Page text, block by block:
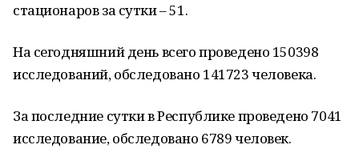
стационаров за сутки – 51.
На сегодняшний день всего проведено 150398
исследований, обследовано 141723 человека.
За последние сутки в Республике проведено 7041
исследование, обследовано 6789 человек.